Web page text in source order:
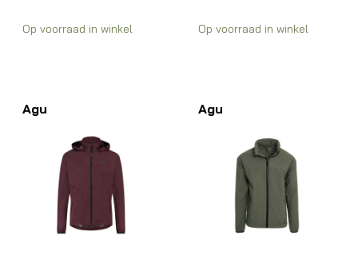
Op voorraad in winkel Op voorraad in winkel
Agu Agu